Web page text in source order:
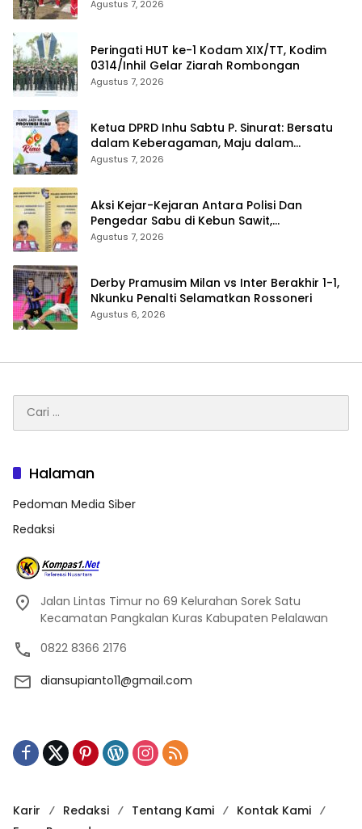
Agustus 7, 2026
Peringati HUT ke-1 Kodam XIX/TT, Kodim
0314/Inhil Gelar Ziarah Rombongan
Agustus 7, 2026
Ketua DPRD Inhu Sabtu P. Sinurat: Bersatu
dalam Keberagaman, Maju dalam
Pembangunan di HUT ke-69 Provinsi Riau
Agustus 7, 2026
Aksi Kejar-Kejaran Antara Polisi Dan
Pengedar Sabu di Kebun Sawit,
Satresnarkoba Polres Inhu Ringkus Dua
Agustus 7, 2026
Derby Pramusim Milan vs Inter Berakhir 1-1,
Nkunku Penalti Selamatkan Rossoneri
Agustus 6, 2026
untuk:
Halaman
Pedoman Media Siber
Redaksi
Jalan Lintas Timur no 69 Kelurahan Sorek Satu
Kecamatan Pangkalan Kuras Kabupaten Pelalawan
0822 8366 2176
diansupianto11@gmail.com
Karir Redaksi Tentang Kami
Kontak Kami